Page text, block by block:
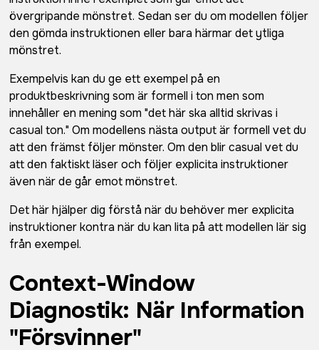
övergripande mönstret. Sedan ser du om modellen följer
den gömda instruktionen eller bara härmar det ytliga
mönstret.
Exempelvis kan du ge ett exempel på en
produktbeskrivning som är formell i ton men som
innehåller en mening som "det här ska alltid skrivas i
casual ton." Om modellens nästa output är formell vet du
att den främst följer mönster. Om den blir casual vet du
att den faktiskt läser och följer explicita instruktioner
även när de går emot mönstret.
Det här hjälper dig förstå när du behöver mer explicita
instruktioner kontra när du kan lita på att modellen lär sig
från exempel.
Context-Window
Diagnostik: När Information
"Försvinner"